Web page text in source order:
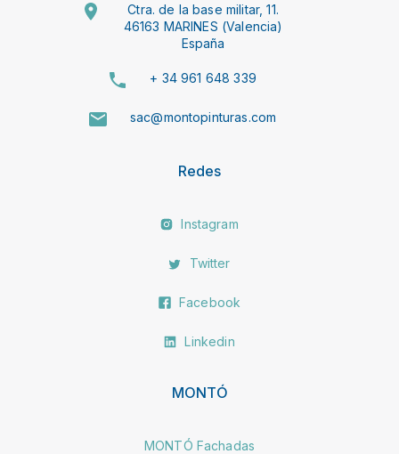
Ctra. de la base militar, 11.
46163 MARINES (Valencia)
España
+ 34 961 648 339
sac@montopinturas.com
Redes
Instagram
Twitter
Facebook
Linkedin
MONTÓ
MONTÓ Fachadas